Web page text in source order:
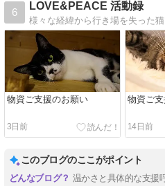
6
LOVE&PEACE 活動録
物資ご支援のお願い
3日前
物資ご
14日前
このブログのここがポイント
温かさと具体的な支援